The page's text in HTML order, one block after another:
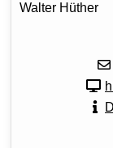
Walter Hüther